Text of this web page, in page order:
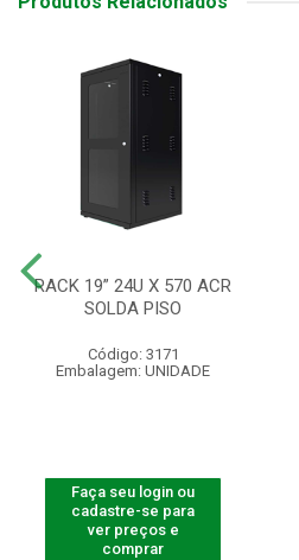
RACK 19” 24U X 570 ACR
SOLDA PISO
Código: 3171
Embalagem: UNIDADE
Faça seu login ou
cadastre-se para
ver preços e
comprar